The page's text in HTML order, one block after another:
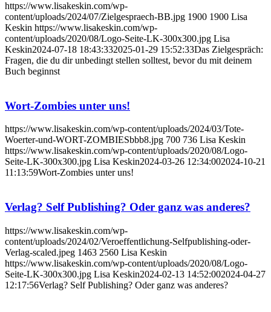
https://www.lisakeskin.com/wp-
content/uploads/2024/07/Zielgespraech-BB.jpg 1900 1900 Lisa
Keskin https://www.lisakeskin.com/wp-
content/uploads/2020/08/Logo-Seite-LK-300x300.jpg Lisa
Keskin2024-07-18 18:43:332025-01-29 15:52:33Das Zielgespräch:
Fragen, die du dir unbedingt stellen solltest, bevor du mit deinem
Buch beginnst
Wort-Zombies unter uns!
https://www.lisakeskin.com/wp-content/uploads/2024/03/Tote-
Woerter-und-WORT-ZOMBIESbbb8.jpg 700 736 Lisa Keskin
https://www.lisakeskin.com/wp-content/uploads/2020/08/Logo-
Seite-LK-300x300.jpg Lisa Keskin2024-03-26 12:34:002024-10-21
11:13:59Wort-Zombies unter uns!
Verlag? Self Publishing? Oder ganz was anderes?
https://www.lisakeskin.com/wp-
content/uploads/2024/02/Veroeffentlichung-Selfpublishing-oder-
Verlag-scaled.jpeg 1463 2560 Lisa Keskin
https://www.lisakeskin.com/wp-content/uploads/2020/08/Logo-
Seite-LK-300x300.jpg Lisa Keskin2024-02-13 14:52:002024-04-27
12:17:56Verlag? Self Publishing? Oder ganz was anderes?